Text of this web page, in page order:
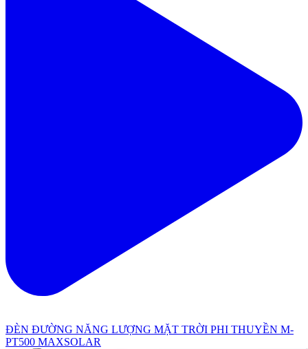
ĐÈN ĐƯỜNG NĂNG LƯỢNG MẶT TRỜI PHI THUYỀN M-
PT500 MAXSOLAR